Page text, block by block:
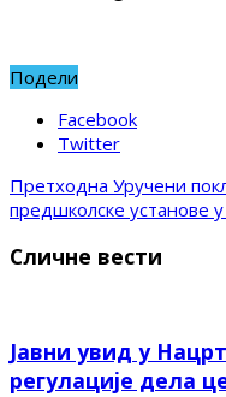
Подели
Facebook
Twitter
Претходна Уручени
предшколске установе
Сличне вести
Јавни увид у
регулације дела